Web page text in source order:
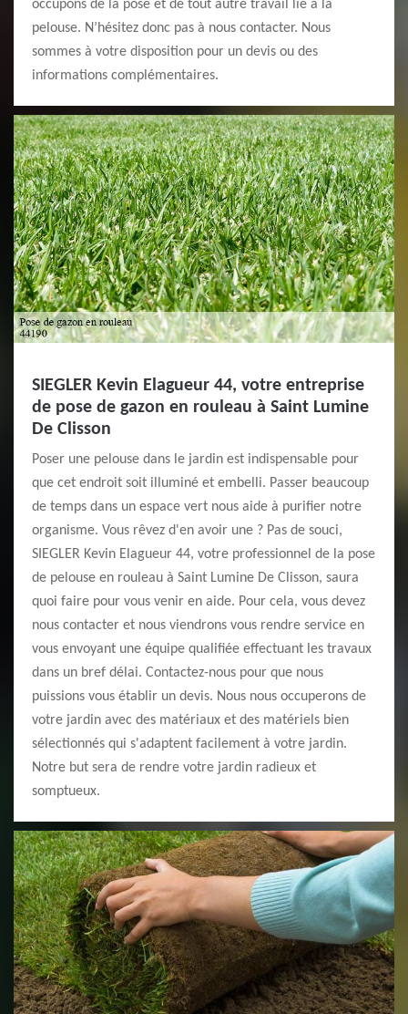
occupons de la pose et de tout autre travail lié à la
pelouse. N’hésitez donc pas à nous contacter. Nous
sommes à votre disposition pour un devis ou des
informations complémentaires.
SIEGLER Kevin Elagueur 44, votre entreprise
de pose de gazon en rouleau à Saint Lumine
De Clisson
Poser une pelouse dans le jardin est indispensable pour
que cet endroit soit illuminé et embelli. Passer beaucoup
de temps dans un espace vert nous aide à purifier notre
organisme. Vous rêvez d'en avoir une ? Pas de souci,
SIEGLER Kevin Elagueur 44, votre professionnel de la pose
de pelouse en rouleau à Saint Lumine De Clisson, saura
quoi faire pour vous venir en aide. Pour cela, vous devez
nous contacter et nous viendrons vous rendre service en
vous envoyant une équipe qualifiée effectuant les travaux
dans un bref délai. Contactez-nous pour que nous
puissions vous établir un devis. Nous nous occuperons de
votre jardin avec des matériaux et des matériels bien
sélectionnés qui s'adaptent facilement à votre jardin.
Notre but sera de rendre votre jardin radieux et
somptueux.